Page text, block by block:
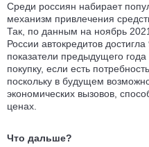
Среди россиян набирает
механизм привлечения
Так, по данным на ноябрь
России автокредитов
показатели предыдущего
покупку, если есть
поскольку в будущем
экономических вызовов,
ценах.
Что дальше?